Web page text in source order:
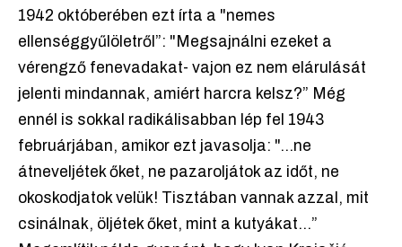
1942 októberében ezt írta a "nemes
ellenséggyűlöletről”: "Megsajnálni ezeket a
vérengző fenevadakat- vajon ez nem elárulását
jelenti mindannak, amiért harcra kelsz?” Még
ennél is sokkal radikálisabban lép fel 1943
februárjában, amikor ezt javasolja: "...ne
átneveljétek őket, ne pazaroljátok az időt, ne
okoskodjatok velük! Tisztában vannak azzal, mit
csinálnak, öljétek őket, mint a kutyákat...”